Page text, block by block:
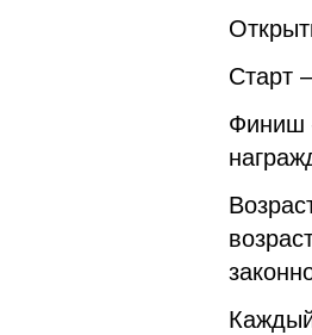
Старт
Финиш